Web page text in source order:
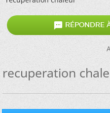
 RÉPONDRE
recuperation